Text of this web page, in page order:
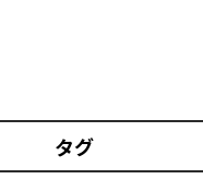
タグ